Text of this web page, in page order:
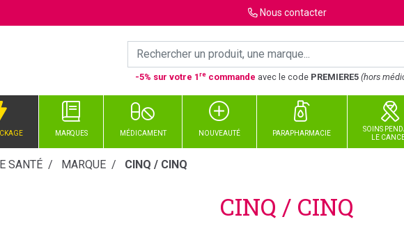
Nous contacter
-5% sur votre 1re commande avec le code PREMIERE5 (hors
MARQUES MÉDICAMENT NOUVEAUTÉ PARAPHARMACIE
SOINS
LE
SANTÉ MARQUE CINQ / CINQ
CINQ / CINQ